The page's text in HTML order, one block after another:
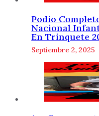
Podio
Nacional
En Trinquete
Septiembre 2, 2025